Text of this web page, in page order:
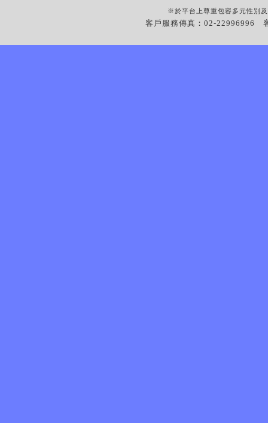
※於平台上尊重包容多元性別
客戶服務傳真：02-22996996